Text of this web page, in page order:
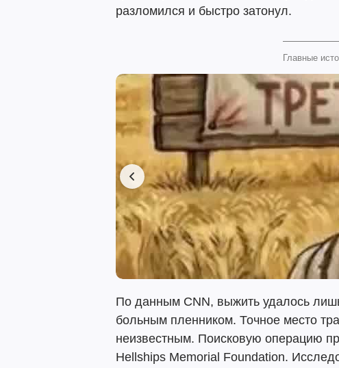
разломился и быстро затонул.
Главные
По данным CNN, выжить удалось
больным пленником. Точное место
неизвестным. Поисковую операцию
Hellships Memorial Foundation.